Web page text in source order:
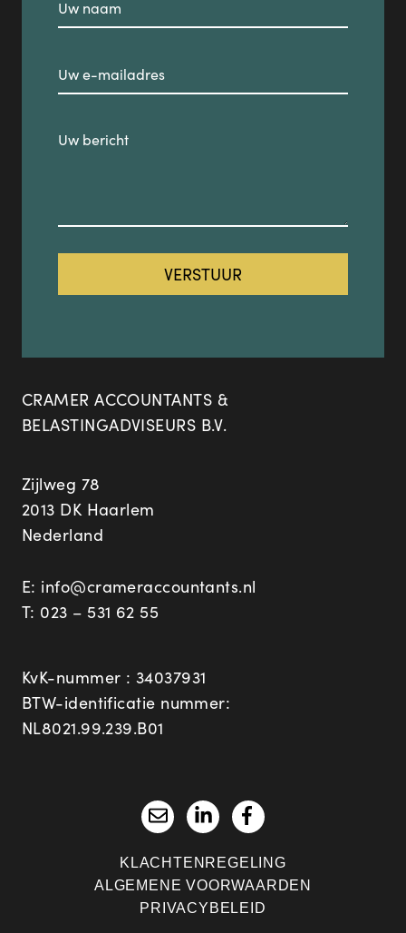
CRAMER ACCOUNTANTS &
BELASTINGADVISEURS B.V.
Zijlweg 78
2013 DK Haarlem
Nederland
E: info@crameraccountants.nl
T: 023 – 531 62 55
KvK-nummer : 34037931
BTW-identificatie nummer:
NL8021.99.239.B01
KLACHTENREGELING
ALGEMENE VOORWAARDEN
PRIVACYBELEID